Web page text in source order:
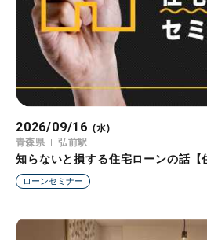
2026/09/16 (水)
青森県
弘前駅
知らないと損する住宅ローンの話【
ローンセミナー